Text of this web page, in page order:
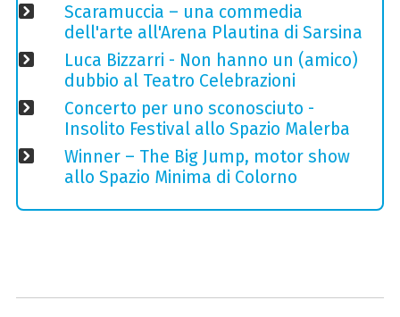
Scaramuccia – una commedia
dell'arte all'Arena Plautina di Sarsina
Luca Bizzarri - Non hanno un (amico)
dubbio al Teatro Celebrazioni
Concerto per uno sconosciuto -
Insolito Festival allo Spazio Malerba
Winner – The Big Jump, motor show
allo Spazio Minima di Colorno